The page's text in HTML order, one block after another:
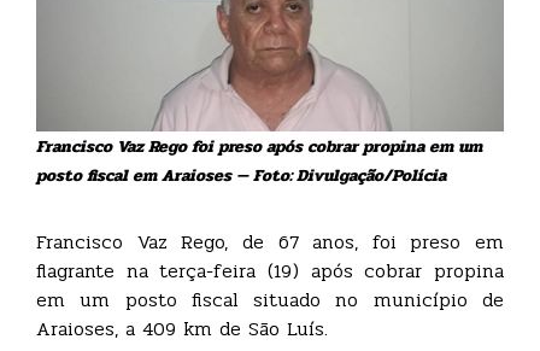
Francisco Vaz Rego foi preso após cobrar propina em um
posto fiscal em Araioses — Foto: Divulgação/Polícia
Francisco Vaz Rego, de 67 anos, foi preso em
flagrante na terça-feira (19) após cobrar propina
em um posto fiscal situado no município de
Araioses, a 409 km de São Luís.